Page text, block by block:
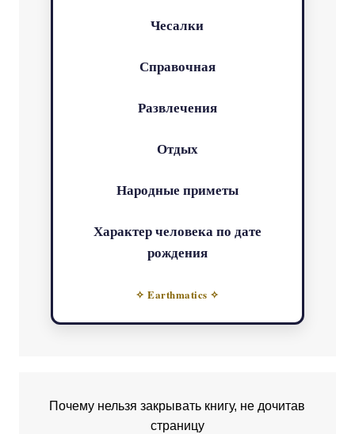
Чесалки
Справочная
Развлечения
Отдых
Народные приметы
Характер человека по дате
рождения
✧ Earthmatics ✧
Почему нельзя закрывать книгу, не дочитав
страницу